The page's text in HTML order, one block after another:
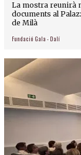
La mostra reunirà
documents al
de Milà
Fundació Gala - Dalí